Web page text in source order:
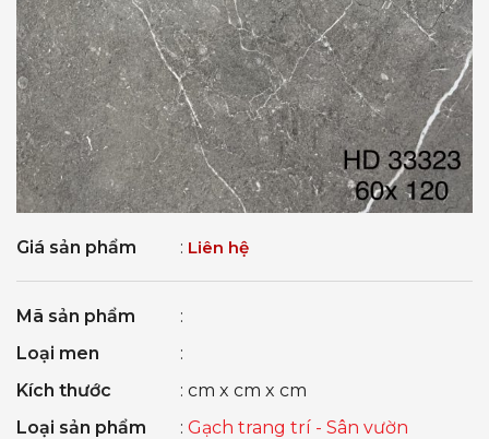
Giá sản phẩm : Liên hệ
Mã sản phẩm
:
Loại men
:
Kích thước
: cm x cm x cm
Loại sản phẩm
: Gạch trang trí - Sân vườn